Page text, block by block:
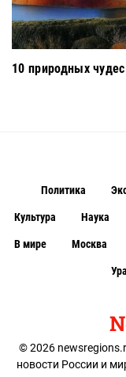
10 природных
© 2026
новости России и
Политика
Культура Наука
В мире Москва